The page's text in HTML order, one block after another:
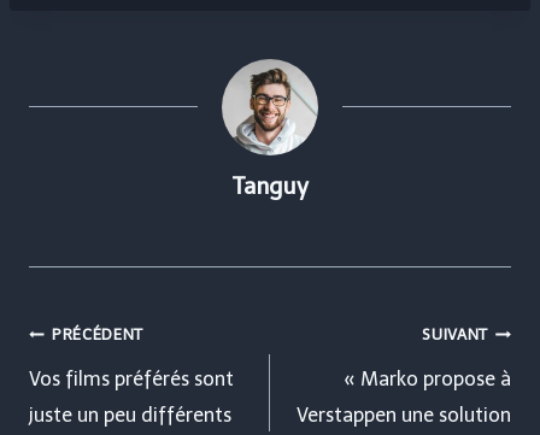
Tanguy
Navigation
de
l’article
PRÉCÉDENT
Vos films préférés sont
juste un peu différents
SUIVANT
« Marko propose à
Verstappen une solution